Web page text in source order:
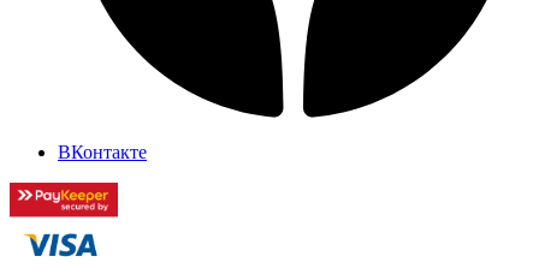
ВКонтакте